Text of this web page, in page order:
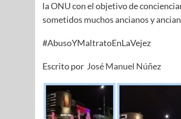
la ONU con el objetivo de
sometidos muchos ancianos y
#AbusoYMaltratoEnLaVejez
Escrito por José Manuel Núñez